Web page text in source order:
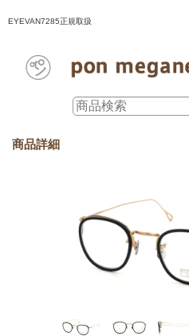
EYEVAN7285正規取扱
商品詳細